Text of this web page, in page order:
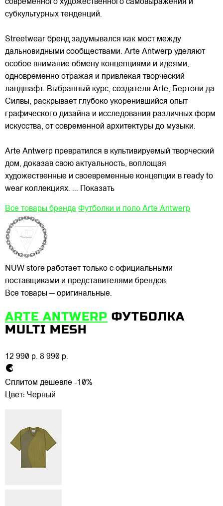
современного художественного самовыражения и
субкультурных тенденций.
Streetwear бренд задумывался как мост между
дальновидными сообществами. Arte Antwerp уделяют
особое внимание обмену концепциями и идеями,
одновременно отражая и привлекая творческий
ландшафт. Выбранный курс, создателя Arte, Бертони да
Силвы, раскрывает глубоко укоренившийся опыт
графического дизайна и исследования различных форм
искусства, от современной архитектуры до музыки.
Arte Antwerp превратился в культивируемый творческий
дом, доказав свою актуальность, воплощая
художественные и своевременные концепции в ready to
wear коллекциях. ... Показать
Все товары бренда Футболки и поло Arte Antwerp
NUW store работает только с официальными
поставщиками и представителями брендов.
Все товары — оригинальные.
ARTE ANTWERP ФУТБОЛКА
MULTI MESH
12 990 р. 8 990 р.
Сплитом дешевле -10%
Цвет: Черный